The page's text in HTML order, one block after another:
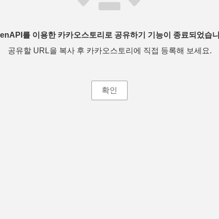
를 이용한 카카오스토리로 공유하기 기능이 종료되었습
공유할 URL을 복사 후 카카오스토리에 직접 등록해 보세요.
확인